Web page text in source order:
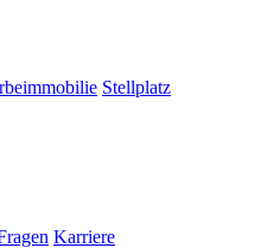
Stellplatz
Karriere